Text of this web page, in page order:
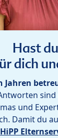
Hast
dich
Jahren
und
Damit du
HiPP